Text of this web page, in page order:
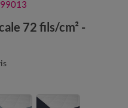
72 fils/cm² -